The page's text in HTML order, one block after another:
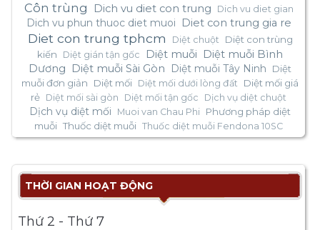
Côn trùng Dich vu diet con trung Dich vu diet gian
Dich vu phun thuoc diet muoi Diet con trung gia re
Diet con trung tphcm Diệt chuột
Diệt con trùng
kiến
Diệt gián tận gốc Diệt muỗi
Diệt muỗi Bình
Dương
Diệt muỗi Sài Gòn Diệt muỗi Tây Ninh
Diệt
muỗi đơn giản
Diệt mối Diệt mối dưới lòng đất
Diệt mối giá
rẻ Diệt mối sài gòn Diệt mối tận gốc Dịch vụ diệt chuột
Dịch vụ diệt mối Muoi van Chau Phi
Phương pháp diệt
muỗi Thuốc diệt muỗi Thuốc diệt muỗi Fendona 10SC
THỜI GIAN HOẠT ĐỘNG
Thứ 2 - Thứ 7